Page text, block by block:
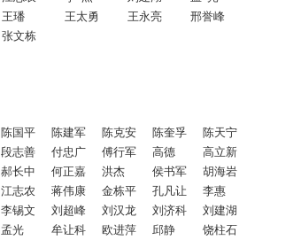
王璠 王太勇 王永亮
邢誉峰
张文栋
陈国平 陈建军 陈克安 陈奎孚
陈天宁
段志善 付忠广 傅行军 高德
高立新
郝长中 何正嘉 洪杰 侯书军
胡海岩
江志农 蒋伟康 金栋平 孔凡让
李惠
李锡文 刘超峰 刘汉龙 刘济科
刘建湖
孟光 牟让科 欧进萍 邱静
饶柱石